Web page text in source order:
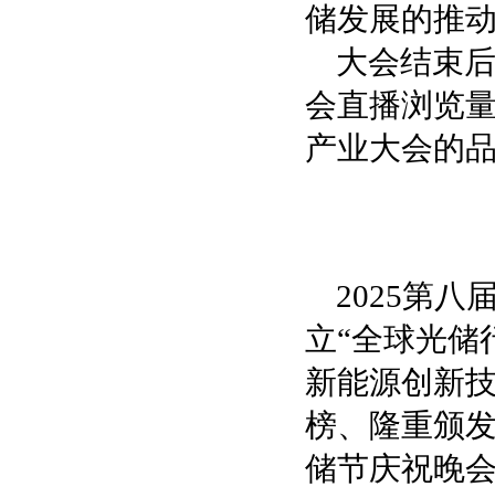
储发展的推
大会结束
会直播浏览
产业大会的
2025第八
立“全球光储
新能源创新
榜、隆重颁
储节庆祝晚